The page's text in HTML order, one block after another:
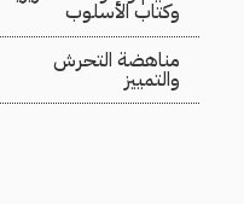
وكتاب الأسلوب
مناهضة التحرش
والتمييز